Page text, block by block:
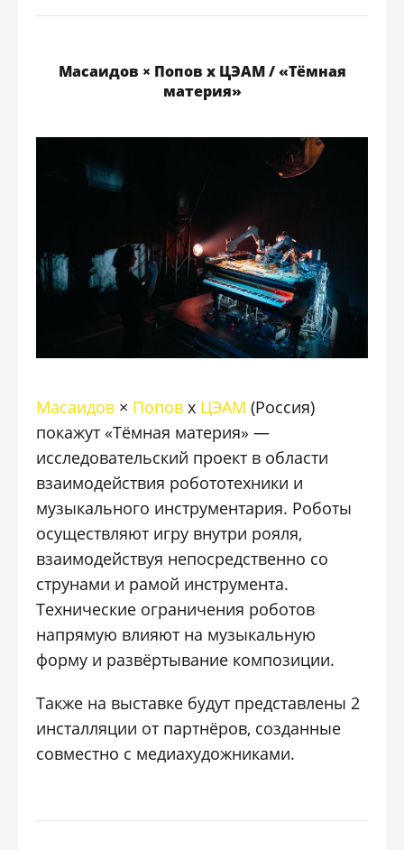
Масаидов × Попов х ЦЭАМ / «Тёмная
материя»
Масаидов × Попов х ЦЭАМ (Россия)
покажут «Тёмная материя» —
исследовательский проект в области
взаимодействия робототехники и
музыкального инструментария. Роботы
осуществляют игру внутри рояля,
взаимодействуя непосредственно со
струнами и рамой инструмента.
Технические ограничения роботов
напрямую влияют на музыкальную
форму и развёртывание композиции.
Также на выставке будут представлены 2
инсталляции от партнёров, созданные
совместно с медиахудожниками.